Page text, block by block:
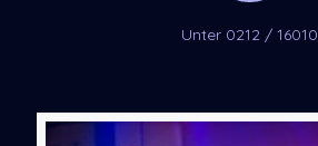
Unter 0212 / 16010